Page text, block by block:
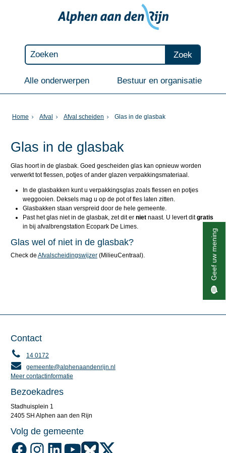
Zoek
Alle onderwerpen Bestuur en organisatie
Home Afval Afval scheiden Glas in de glasbak
Glas in de glasbak
Glas hoort in de glasbak. Goed gescheiden glas kan opnieuw worden
verwerkt tot flessen, potjes of ander glazen verpakkingsmateriaal.
In de glasbakken kunt u verpakkingsglas zoals flessen en potjes
weggooien. Deksels mag u op de pot of fles laten zitten.
Glasbakken staan verspreid door de hele gemeente.
Past het glas niet in de glasbak, zet dit er nietnaast. U levert ditgratis
in bij afvalbrengstation Ecopark De Limes.
Glas wel of niet in de glasbak?
Check de Afvalscheidingswijzer(MilieuCentraal).
Contact
14 0172
gemeente@alphenaandenrijn.nl
Meer contactinformatie
Bezoekadres
Stadhuisplein 1
2405 SH Alphen aan den Rijn
Volg de gemeente
Volg de gemeente Alphen aan den Rijn op Facebook
Volg de gemeente Alphen aan den Rijn op Instagram
Volg de gemeente Alphen aan den Rijn op LinkedIn
Volg de gemeente Alphen aan den Rijn op YouTube
Volg de gemeente Alphen aan den Rijn op
Geef uw mening